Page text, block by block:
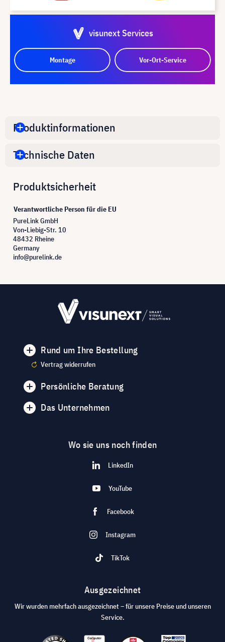
visunext Services
Montage Vor-Ort-Service
Produktinformationen
Technische Daten
Produktsicherheit
Verantwortliche Person für die EU
PureLink GmbH
Von-Liebig-Str. 10
48432 Rheine
Germany
info@purelink.de
Rund um Ihre Bestellung
Vertrag widerrufen
Persönliche Beratung
Das Unternehmen
Wo sie uns noch finden
LinkedIn
YouTube
Facebook
Instagram
TikTok
Ausgezeichnet
Wir wurden mehrfach ausgezeichnet – für unsere Preise und unseren
Service.